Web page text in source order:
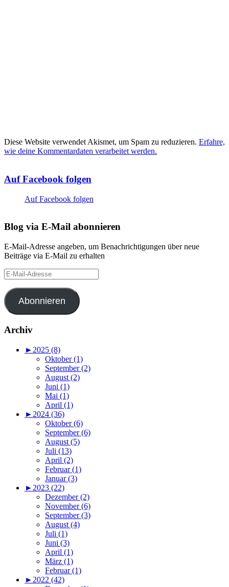
Diese Website verwendet Akismet, um Spam zu reduzieren. Erfahre,
wie deine Kommentardaten verarbeitet werden.
Auf Facebook folgen
Auf Facebook folgen
Blog via E-Mail abonnieren
E-Mail-Adresse angeben, um Benachrichtigungen über neue
Beiträge via E-Mail zu erhalten
E-
Mail-
Adresse
Abonnieren
Archiv
► 2025 (8)
Oktober (1)
September (2)
August (2)
Juni (1)
Mai (1)
April (1)
► 2024 (36)
Oktober (6)
September (6)
August (5)
Juli (13)
April (2)
Februar (1)
Januar (3)
► 2023 (22)
Dezember (2)
November (6)
September (3)
August (4)
Juli (1)
Juni (3)
April (1)
März (1)
Februar (1)
► 2022 (42)